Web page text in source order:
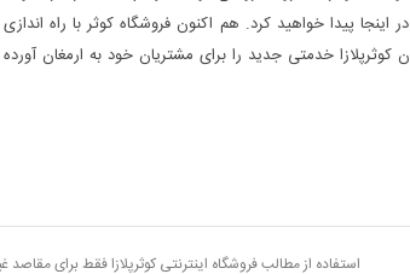
پیدا خواهید کرد. هم اکنون فروشگاه کوثر با راه اندازی
کوثرپلازا خدمتی جدید را برای مشتریان خود به ارمغان آورده
استفاده از مطالب فروشگاه اینترنتی کوثرپلازا فقط برای